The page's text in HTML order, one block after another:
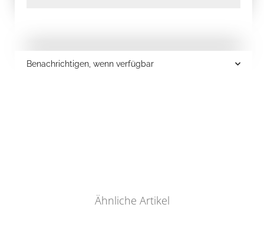
Benachrichtigen, wenn verfügbar
Ähnliche Artikel